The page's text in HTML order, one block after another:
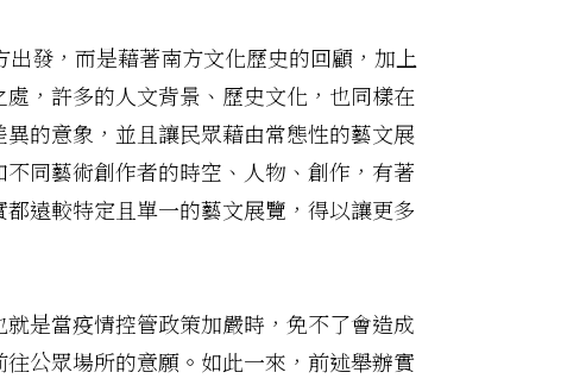
發，而是藉著南方文化歷史的回顧，加上
，許多的人文背景、歷史文化，也同樣在
的意象，並且讓民眾藉由常態性的藝文展
同藝術創作者的時空、人物、創作，有著
遠較特定且單一的藝文展覽，得以讓更多
是當疫情控管政策加嚴時，免不了會造成
公眾場所的意願。如此一來，前述舉辦實